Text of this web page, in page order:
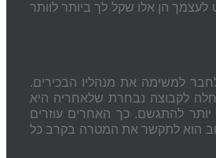
הן אלו שקל לך ביותר לוותר
לחבר למשימה את מנהליו הבכירים.
לקבוצה נבחרת שלאחריה היא
להתגשם. כך האחרים עוזרים
הוא לתקשר את המטרה בקרב כל